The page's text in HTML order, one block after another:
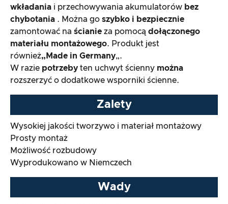
wkładania i przechowywania akumulatorów bez
chybotania . Można go szybko i bezpiecznie
zamontować na ścianie za pomocą dołączonego
materiału montażowego. Produkt jest
również„Made in Germany„.
W razie potrzeby ten uchwyt ścienny można
rozszerzyć o dodatkowe wsporniki ścienne.
Zalety
Wysokiej jakości tworzywo i materiał montażowy
Prosty montaż
Możliwość rozbudowy
Wyprodukowano w Niemczech
Wady